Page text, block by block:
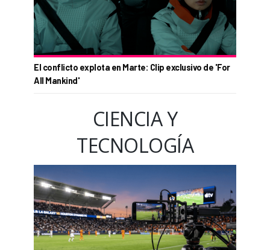
El conflicto explota en Marte: Clip exclusivo de 'For
All Mankind'
CIENCIA Y
TECNOLOGÍA